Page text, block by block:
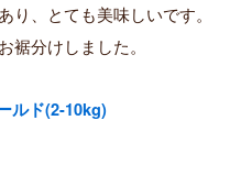
り、とても美味しいです。
裾分けしました。
ルド(2-10kg)